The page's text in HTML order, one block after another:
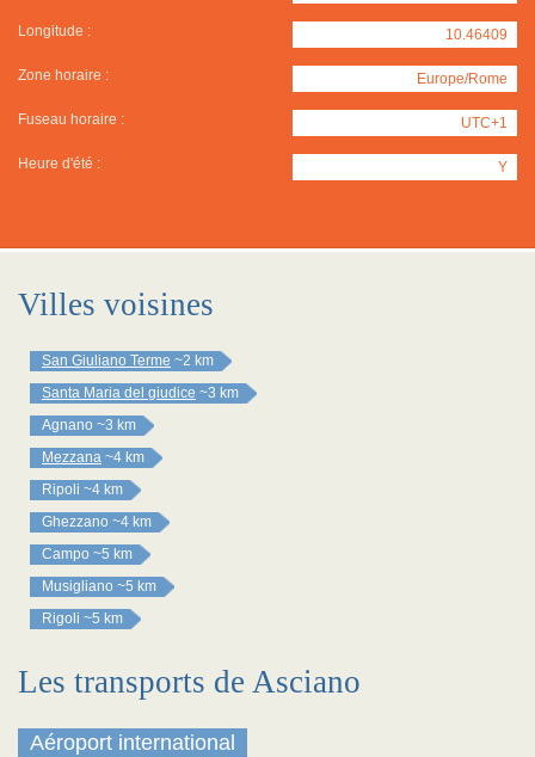
Longitude : 10.46409
Zone horaire : Europe/Rome
Fuseau horaire : UTC+1
Heure d'été : Y
Villes voisines
San Giuliano Terme ~2 km
Santa Maria del giudice ~3 km
Agnano ~3 km
Mezzana ~4 km
Ripoli ~4 km
Ghezzano ~4 km
Campo ~5 km
Musigliano ~5 km
Rigoli ~5 km
Les transports de Asciano
Aéroport international